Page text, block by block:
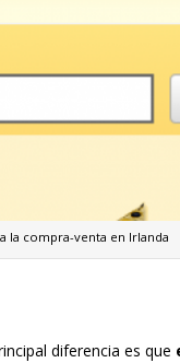
la compra-venta en Irlanda
diferencia es que